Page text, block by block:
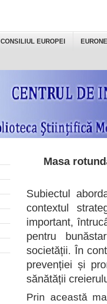
CONSILIUL EUROPEI
Masa
Subiectul
contextul
important,
pentru
societății. În
prevenției și
sănătății
Prin această